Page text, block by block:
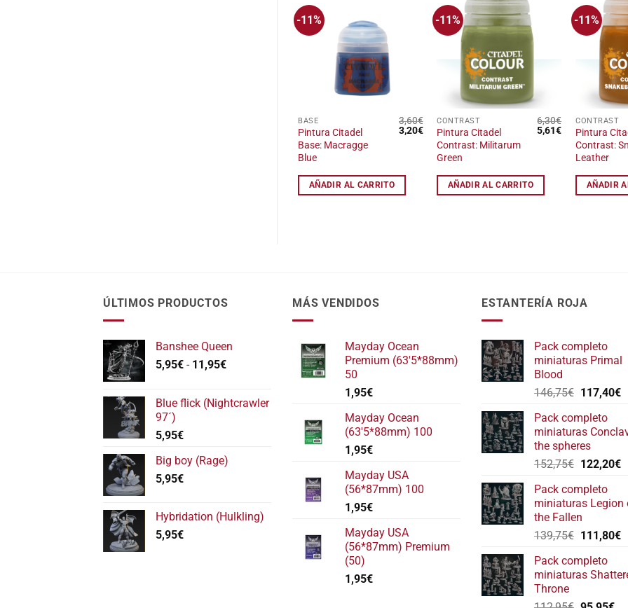
-11%
deseos
BASE
Pintura Citadel
Base: Macragge
Blue
3,60€
El
3,20€El
precio
actual
AÑADIR AL CARRITO
-11%
Añadir
a la
lista
CONTRAST
Pintura Citadel
Contrast: Militarum
Green
6,30€
El
5,61€El
precio
actual
AÑADIR AL CARRITO
-11%
CONTRAST
Pintura
Contrast:
Leather
AÑADIR
ÚLTIMOS PRODUCTOS
Banshee Queen
5,95€ - 11,95€Rango
desde
Blue flick (Nightcrawler
97´)
5,95€
Big boy (Rage)
5,95€
Hybridation (Hulkling)
5,95€
MÁS VENDIDOS
Mayday Ocean
Premium (63'5*88mm)
50
1,95€
Mayday Ocean
(63'5*88mm) 100
1,95€
Mayday USA
(56*87mm) 100
1,95€
Mayday USA
(56*87mm) Premium
(50)
1,95€
ESTANTERÍA ROJA
Pack completo
miniaturas Primal
Blood
146,75€ El
original
era:
146,75€.
117,40€El
Pack completo
miniaturas
the spheres
152,75€ El
original
era:
152,75€.
122,20€El
Pack completo
miniaturas Legion
the Fallen
139,75€ El
original
era:
111,80€El
Pack completo
miniaturas
Throne